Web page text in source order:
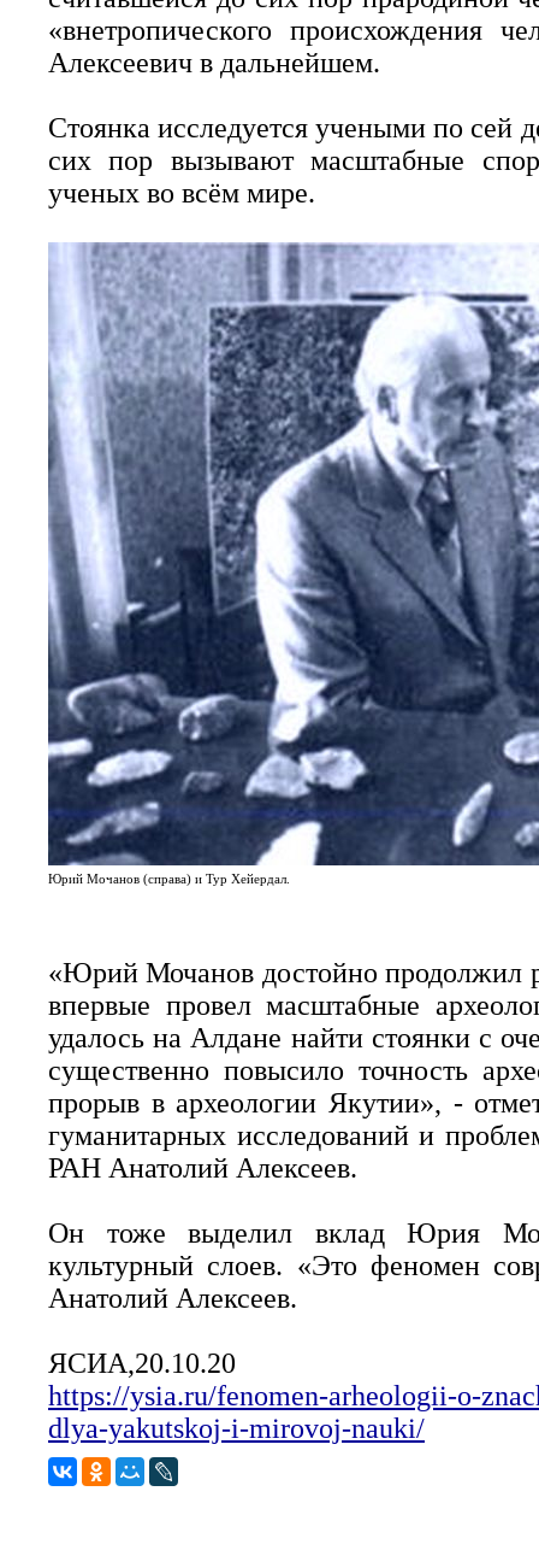
«внетропического происхождения
Алексеевич в дальнейшем.
Стоянка исследуется учеными по сей
сих пор вызывают масштабные
ученых во всём мире.
Юрий Мочанов (справа) и Тур Хейердал.
«Юрий Мочанов достойно продолжил
впервые провел масштабные
удалось на Алдане найти стоянки с
существенно повысило точность
прорыв в археологии Якутии», -
гуманитарных исследований и
РАН Анатолий Алексеев.
Он тоже выделил вклад Юрия
культурный слоев. «Это феномен
Анатолий Алексеев.
ЯСИА,20.10.20
https://ysia.ru/fenomen-arheologii-o-
dlya-yakutskoj-i-mirovoj-nauki/